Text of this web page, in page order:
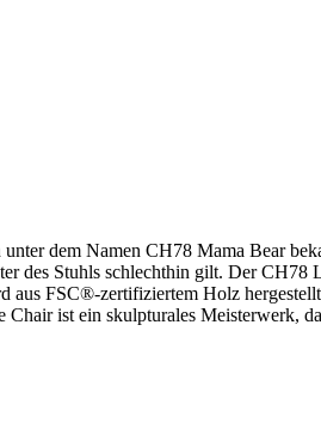
dem Namen CH78 Mama Bear
des Stuhls schlechthin gilt. Der
FSC®-zertifiziertem Holz
ist ein skulpturales Meisterwerk,